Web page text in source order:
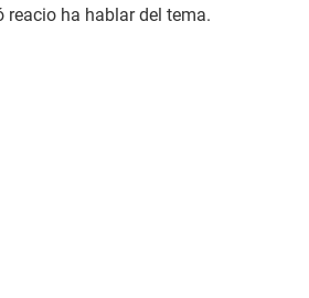
reacio ha hablar del tema.